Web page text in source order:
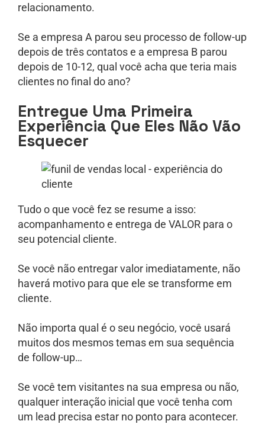
relacionamento.
Se a empresa A parou seu processo de follow-up
depois de três contatos e a empresa B parou
depois de 10-12, qual você acha que teria mais
clientes no final do ano?
Entregue Uma Primeira
Experiência Que Eles Não Vão
Esquecer
Tudo o que você fez se resume a isso:
acompanhamento e entrega de VALOR para o
seu potencial cliente.
Se você não entregar valor imediatamente, não
haverá motivo para que ele se transforme em
cliente.
Não importa qual é o seu negócio, você usará
muitos dos mesmos temas em sua sequência
de follow-up…
Se você tem visitantes na sua empresa ou não,
qualquer interação inicial que você tenha com
um lead precisa estar no ponto para acontecer.